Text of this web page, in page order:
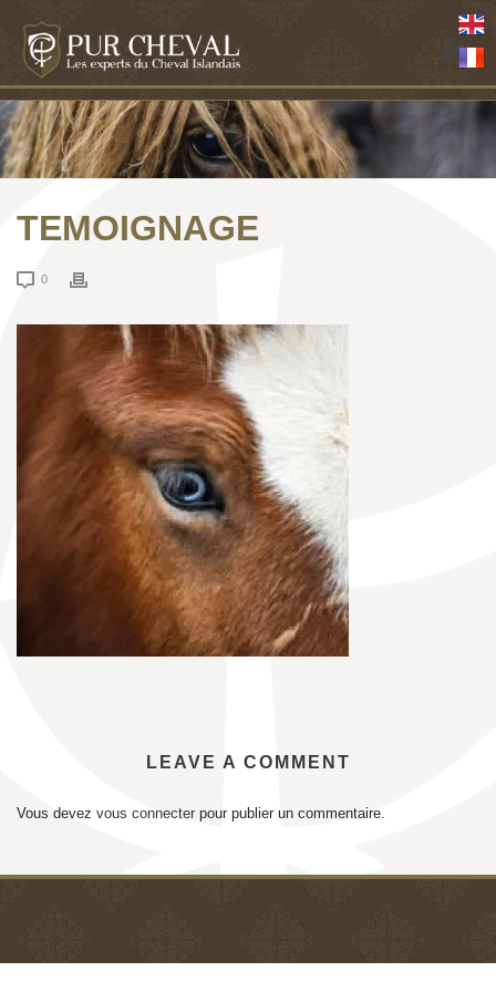
TEMOIGNAGE
0
LEAVE A COMMENT
Vous devez vous connecter pour publier un commentaire.